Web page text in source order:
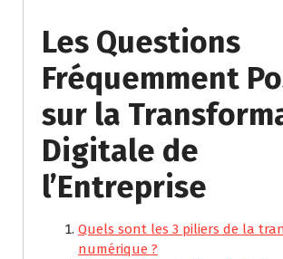
Les Questions
Fréquemment
sur la
Digitale de
l’Entreprise
Quels sont les 3 piliers de la
numérique ?